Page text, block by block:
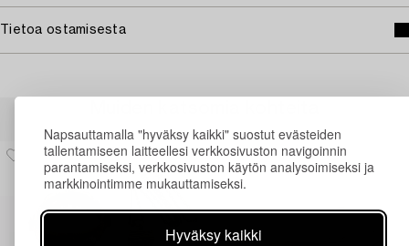
Napsauttamalla "hyväksy kaikki" suostut evästeiden
tallentamiseen laitteellesi verkkosivuston navigoinnin
parantamiseksi, verkkosivuston käytön analysoimiseksi ja
markkinointimme mukauttamiseksi.
Hyväksy kaikki
Tietoa ostamisesta